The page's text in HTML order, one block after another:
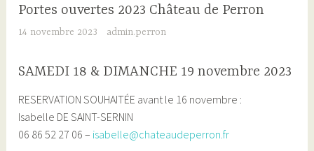
Portes ouvertes 2023 Château de Perron
14 novembre 2023 admin.perron
SAMEDI 18 & DIMANCHE 19 novembre 2023
RESERVATION SOUHAITÉE avant le 16 novembre :
Isabelle DE SAINT-SERNIN
06 86 52 27 06 – isabelle@chateaudeperron.fr